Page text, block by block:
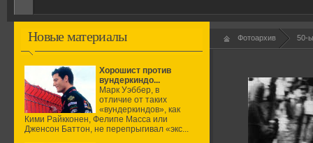
Новые материалы
Хорошист против
вундеркиндо...
Марк Уэббер, в
отличие от таких
«вундеркиндов», как
Кими Райкконен, Фелипе Масса или
Дженсон Баттон, не перепрыгивал «экс...
Фотоархив 50-